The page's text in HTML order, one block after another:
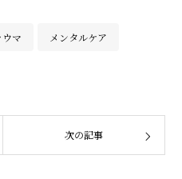
ウマ メンタルケア
次の記事